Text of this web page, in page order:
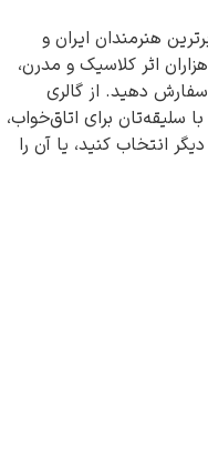
هنرمندان ایران و
اثر کلاسیک و مدرن،
دهید. از گالری
برای اتاق‌خواب،
کنید، یا آن را